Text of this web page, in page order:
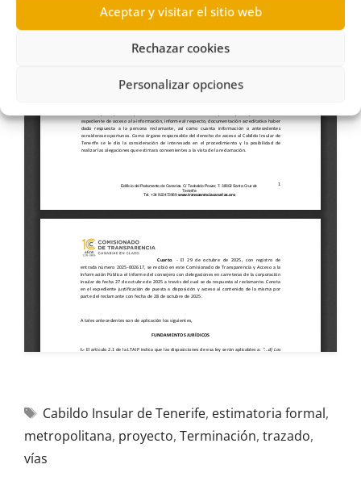
Aceptar y visitar el sitio web
Rechazar cookies
Personalizar opciones
Cabildo Insular de Tenerife, estimatoria formal,
metropolitana, proyecto, Terminación, trazado,
vías